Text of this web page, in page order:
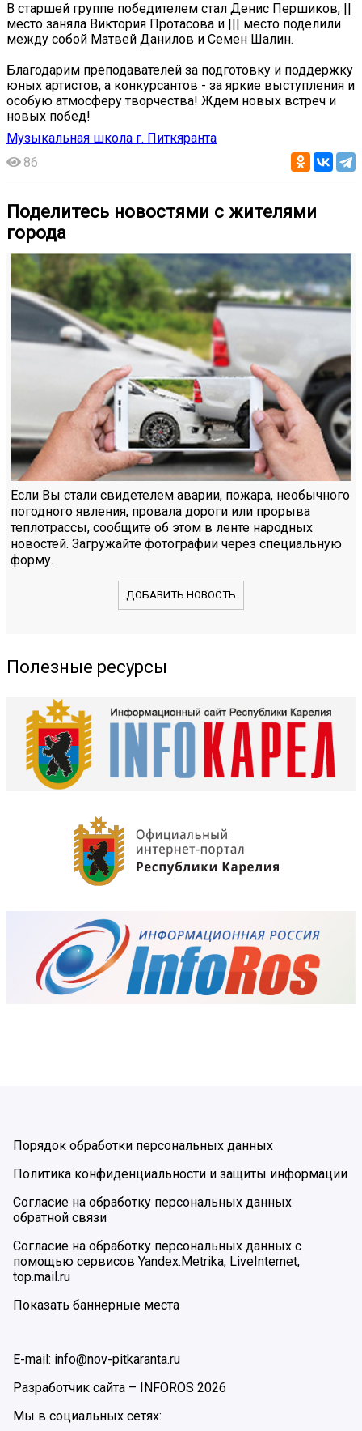
В старшей группе победителем стал Денис Першиков, ||
место заняла Виктория Протасова и ||| место поделили
между собой Матвей Данилов и Семен Шалин.
Благодарим преподавателей за подготовку и поддержку
юных артистов, а конкурсантов - за яркие выступления и
особую атмосферу творчества! Ждем новых встреч и
новых побед!
Музыкальная школа г. Питкяранта
86
Поделитесь новостями с жителями
города
Если Вы стали свидетелем аварии, пожара, необычного
погодного явления, провала дороги или прорыва
теплотрассы, сообщите об этом в ленте народных
новостей. Загружайте фотографии через специальную
форму.
ДОБАВИТЬ НОВОСТЬ
Полезные ресурсы
Порядок обработки персональных данных
Политика конфиденциальности и защиты информации
Согласие на обработку персональных данных
обратной связи
Согласие на обработку персональных данных с
помощью сервисов Yandex.Metrika, LiveInternet,
top.mail.ru
Показать баннерные места
E-mail: info@nov-pitkaranta.ru
Разработчик сайта –
INFOROS 2026
Мы в социальных сетях: